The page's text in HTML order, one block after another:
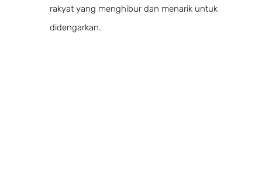
rakyat yang menghibur dan menarik untuk
didengarkan.